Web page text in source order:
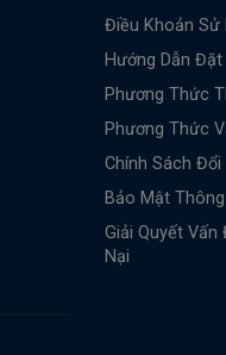
Điều Khoản Sử
Hướng Dẫn Đặt
Phương Thức
Phương Thức
Chính Sách Đổi
Bảo Mật
Giải Quyết Vấn
Nại